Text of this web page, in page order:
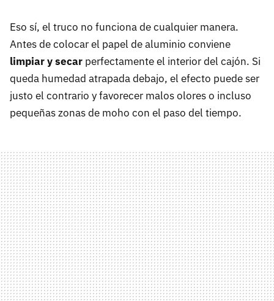
Eso sí, el truco no funciona de cualquier manera.
Antes de colocar el papel de aluminio conviene
limpiar y secar perfectamente el interior del cajón. Si
queda humedad atrapada debajo, el efecto puede ser
justo el contrario y favorecer malos olores o incluso
pequeñas zonas de moho con el paso del tiempo.